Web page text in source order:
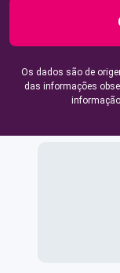
Os dados são de
das informações